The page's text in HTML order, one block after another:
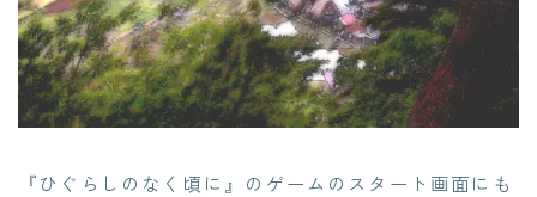
『ひぐらしのなく頃に』のゲームのスタート画面にも